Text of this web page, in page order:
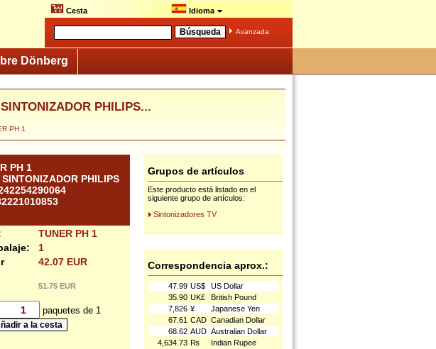
Cesta Idioma
Avanzada
Dönberg
PHILIPS...
PH 1
PH 1
PHILIPS
TUNER PH 1
1
42.07 EUR
51.75 EUR
paquetes de 1
Grupos de artículos
Este producto está listado en el
siguiente grupo de artículos:
Sintonizadores TV
Correspondencia aprox.:
47.99 US$
US Dollar
35.90 UK£
British Pound
7,826 ¥
Japanese Yen
67.61 CAD Canadian Dollar
68.62 AUD Australian Dollar
4,634.73 ₨
Indian Rupee